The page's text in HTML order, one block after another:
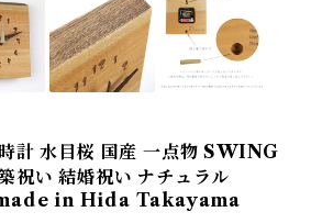
計 水目桜 国産 一点物 SWING
祝い 結婚祝い ナチュラル
in Hida Takayama